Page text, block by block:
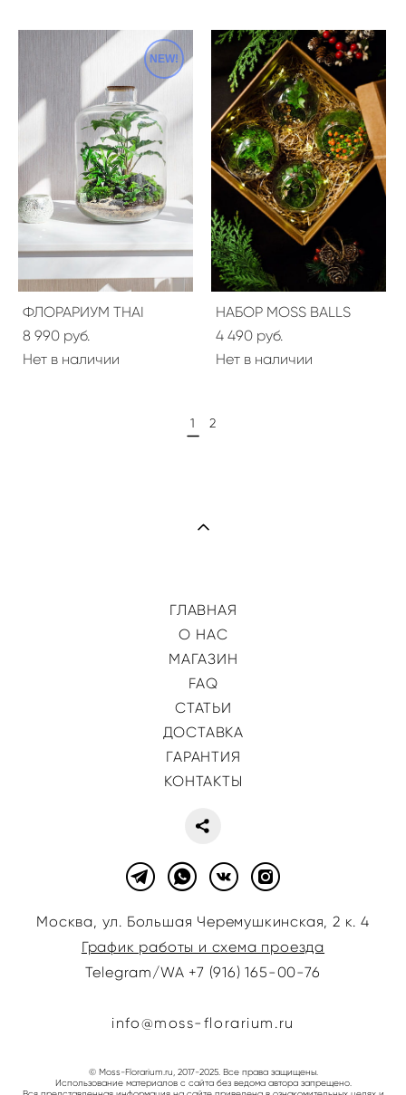
NEW!
ФЛОРАРИУМ THAI
8 990 pуб.
Нет в наличии
НАБОР MOSS BALLS
4 490 pуб.
Нет в наличии
1 2
ГЛАВНАЯ
О НАС
МАГАЗИН
FAQ
СТАТЬИ
ДОСТАВКА
ГАРАНТИЯ
КОНТАКТЫ
Москва, ул. Большая Черемушкинская, 2 к. 4
График работы и схема проезда
Telegram/WA +7 (916) 165-00-76
info@moss-florarium.ru
© Moss-Florarium.ru, 2017-2025. Все права защищены.
Использование материалов с сайта без ведома автора запрещено.